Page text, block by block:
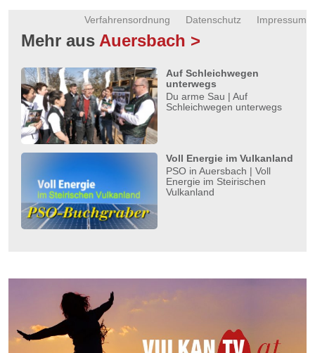
Impressum
Datenschutz
Verfahrensordnung
Mehr aus Auersbach >
Auf Schleichwegen
unterwegs
Du arme Sau | Auf
Schleichwegen unterwegs
Voll Energie im Vulkanland
PSO in Auersbach | Voll
Energie im Steirischen
Vulkanland